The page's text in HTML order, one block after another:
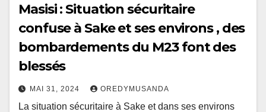
Masisi : Situation sécuritaire
confuse à Sake et ses environs , des
bombardements du M23 font des
blessés
MAI 31, 2024 OREDYMUSANDA
La situation sécuritaire à Sake et dans ses environs